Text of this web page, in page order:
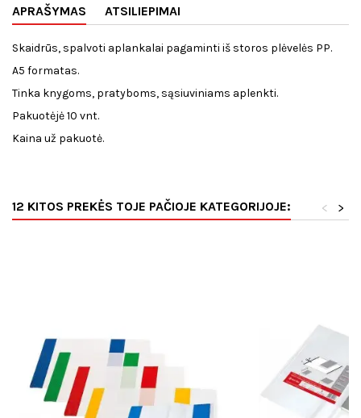
APRAŠYMAS ATSILIEPIMAI
Skaidrūs, spalvoti aplankalai pagaminti iš storos plėvelės PP.
A5 formatas.
Tinka knygoms, pratyboms, sąsiuviniams aplenkti.
Pakuotėjė 10 vnt.
Kaina už pakuotė.
12 KITOS PREKĖS TOJE PAČIOJE KATEGORIJOJE: >
<